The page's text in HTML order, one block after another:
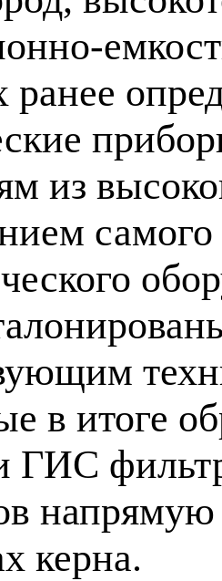
ранее
из
в итоге
ГИС
керна.